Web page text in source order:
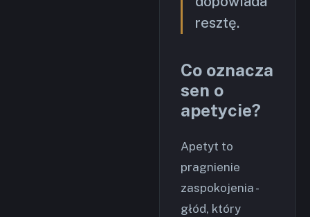
resztę.
Co oznacza
sen o
apetycie?
Apetyt to
pragnienie
zaspokojenia -
głód, który